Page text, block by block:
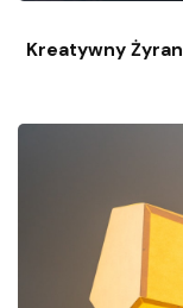
Kreatywny